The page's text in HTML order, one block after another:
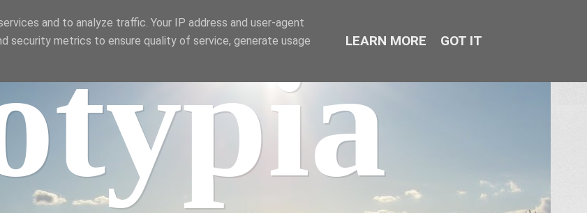
and to analyze traffic. Your IP address and user-agent
security metrics to ensure quality of service, generate usage
LEARN MORE GOT IT